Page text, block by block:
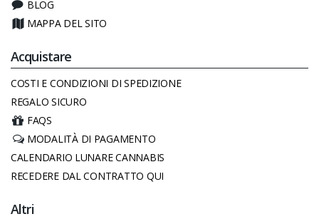
BLOG
MAPPA DEL SITO
Acquistare
COSTI E CONDIZIONI DI SPEDIZIONE
REGALO SICURO
FAQS
MODALITÀ DI PAGAMENTO
CALENDARIO LUNARE CANNABIS
RECEDERE DAL CONTRATTO QUI
Altri